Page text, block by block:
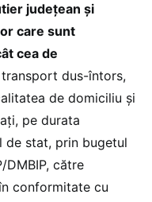
județean și
care sunt
cea de
dus-întors,
de domiciliu și
pe durata
de stat, prin bugetul
DMBIP, către
conformitate cu